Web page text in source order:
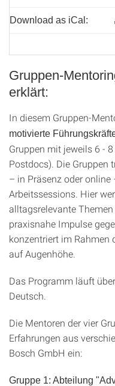
Download as iCal:
Gruppen-
erklärt:
In diesem Gruppen-
motivierte
Gruppen mit jeweils 6 -
Postdocs). Die Gruppen
– in Präsenz oder
Arbeitssessions. Hier
alltagsrelevante
praxisnahe Impulse
konzentriert im Rahmen
auf Augenhöhe.
Das Programm läuft
Deutsch.
Die Mentoren der vier
Erfahrungen aus
Bosch GmbH ein:
Gruppe 1: Abteilung